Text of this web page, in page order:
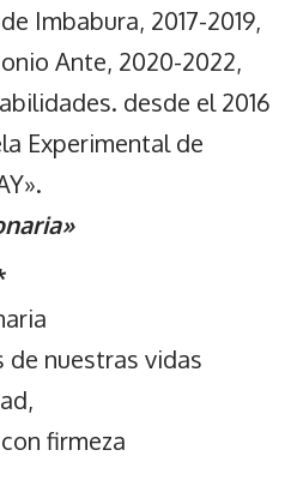
Imbabura, 2017-2019,
Ante, 2020-2022,
desde el 2016
Experimental de
de nuestras vidas
firmeza